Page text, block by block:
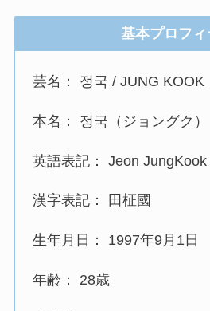
基本プロフィ
芸名： 정국 / JUNG KOOK
本名： 정국（ジョングク）
英語表記： Jeon JungKook
漢字表記： 田柾國
生年月日： 1997年9月1日
年齢： 28歳